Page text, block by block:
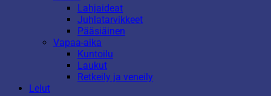
Lahjaideat
Juhlatarvikkeet
Pääsiäinen
Vapaa-aika
Kuntoilu
Laukut
Retkeily ja veneily
Lelut